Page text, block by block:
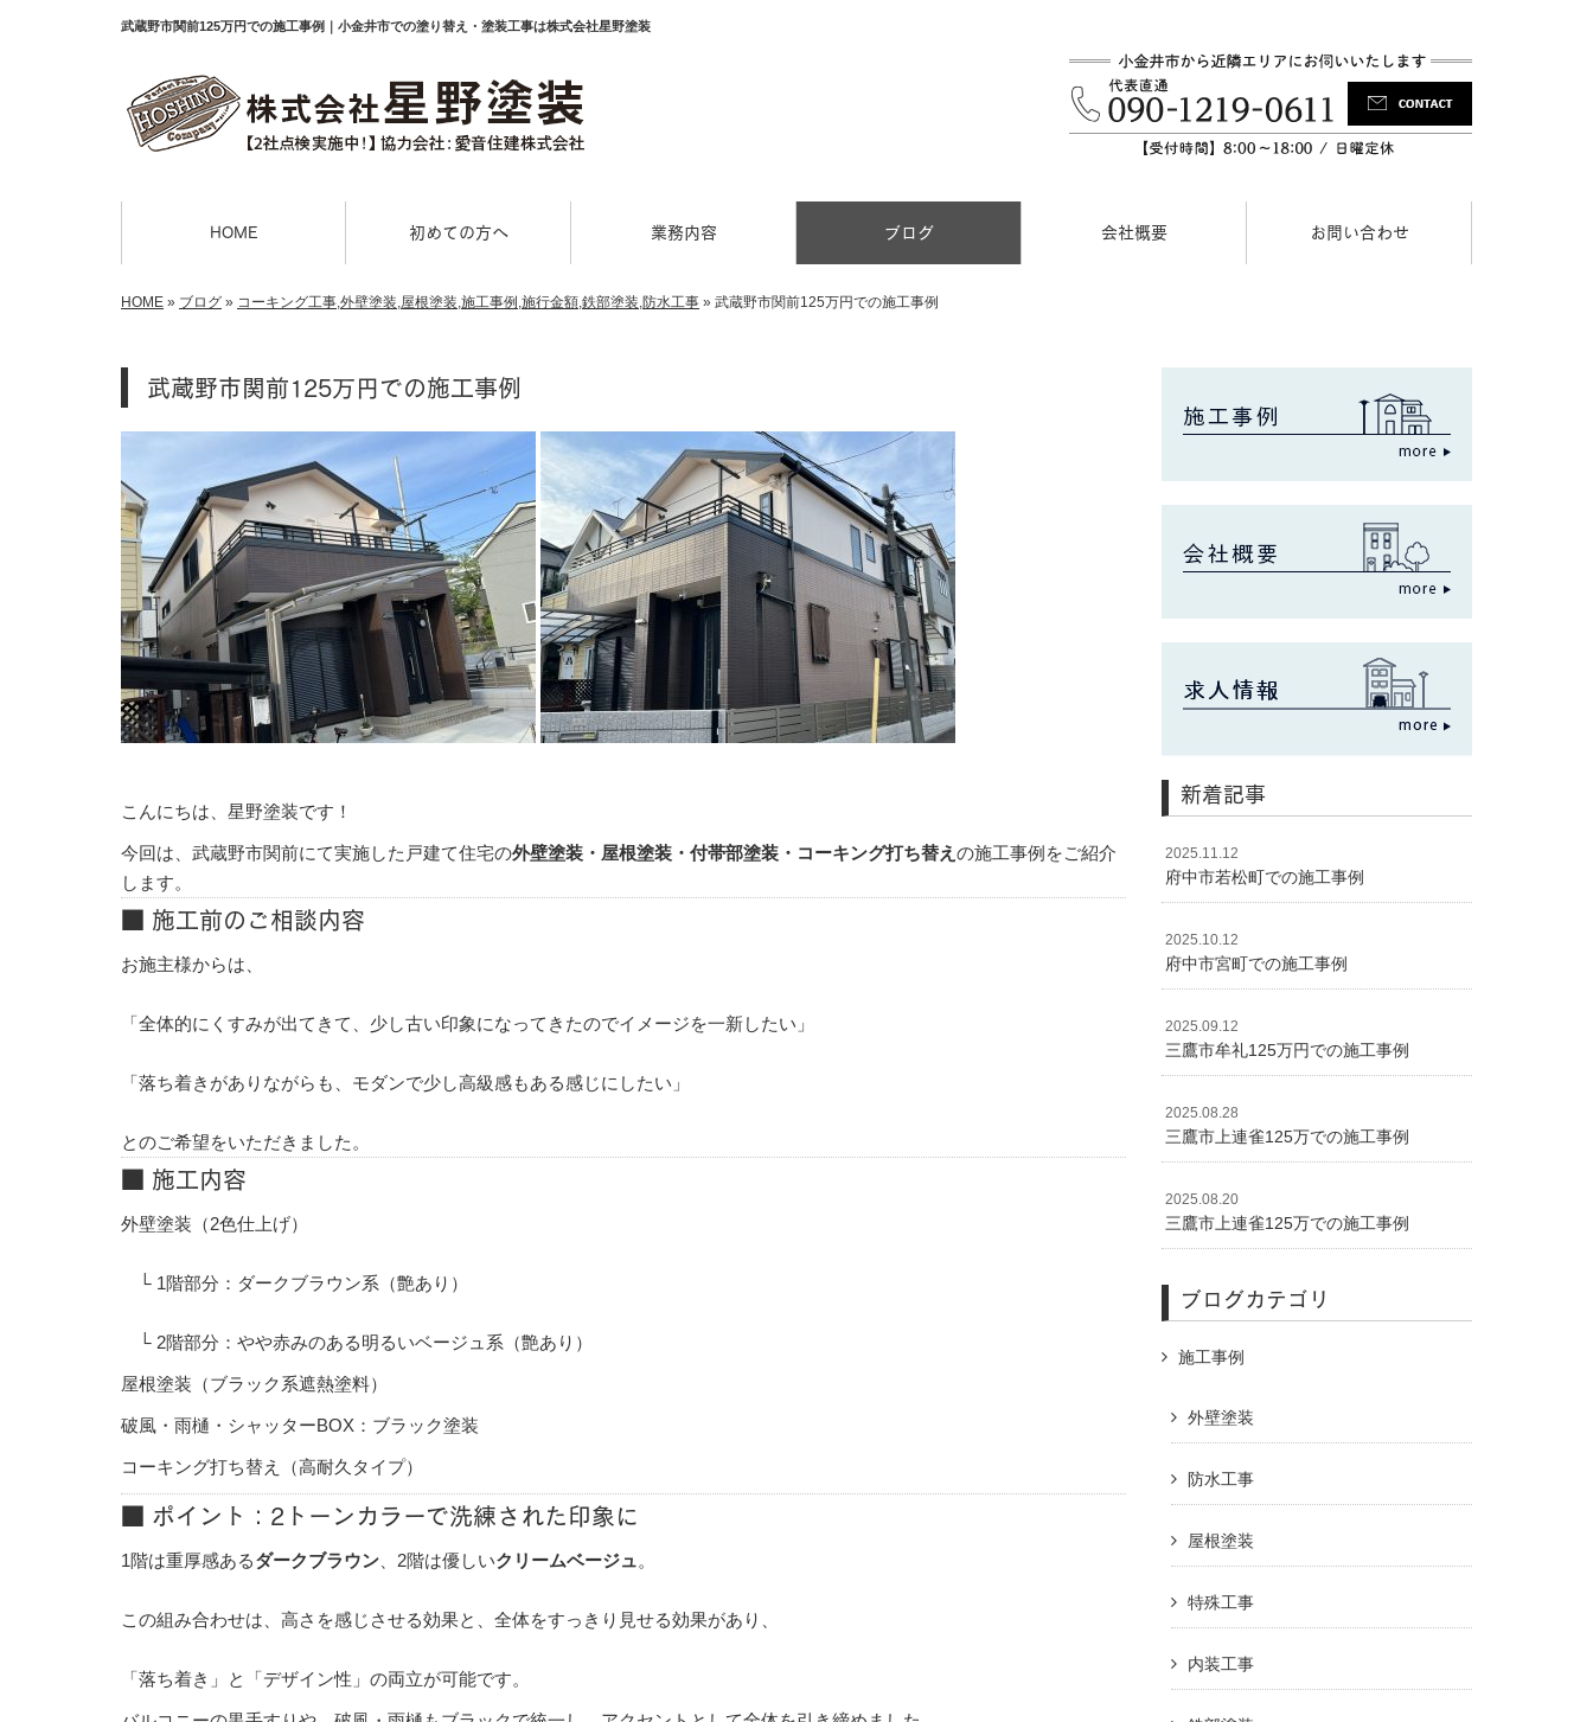
武蔵野市関前125万円での施工事例｜小金井市での塗り替え・塗装工事は株式会社星野塗装
HOME 初めての方へ 業務内容 ブログ 会社概要 お問い合わせ
HOME » ブログ » コーキング工事,外壁塗装,屋根塗装,施工事例 ,施行金額,鉄部塗装,防水工事 » 武蔵野市関前125万円での施工事例
武蔵野市関前125万円での施工事例
こんにちは、星野塗装です！
今回は、武蔵野市関前にて実施した戸建て住宅の外壁塗装・屋根塗装・付帯部塗装・コーキング打ち替え の施工事例をご紹介
します。
■ 施工前のご相談内容
お施主様からは、
「全体的にくすみが出てきて、少し古い印象になってきたのでイメージを一新したい」
「落ち着きがありながらも、モダンで少し高級感もある感じにしたい」
とのご希望をいただきました。
■ 施工内容
外壁塗装（2色仕上げ）
└ 1階部分：ダークブラウン系（艶あり）
└ 2階部分：やや赤みのある明るいベージュ系（艶あり）
屋根塗装（ブラック系遮熱塗料）
破風・雨樋・シャッターBOX：ブラック塗装
コーキング打ち替え（高耐久タイプ）
■ ポイント：2トーンカラーで洗練された印象に
1階は重厚感あるダークブラウン 、2階は優しいクリームベージュ。
この組み合わせは、高さを感じさせる効果と、全体をすっきり見せる効果があり、
「落ち着き」と「デザイン性」の両立が可能です。
新着記事
2025.11.12
府中市若松町での施工事例
2025.10.12
府中市宮町での施工事例
2025.09.12
三鷹市牟礼125万円での施工事例
2025.08.28
三鷹市上連雀125万での施工事例
2025.08.20
三鷹市上連雀125万での施工事例
ブログカテゴリ
施工事例
外壁塗装
防水工事
屋根塗装
特殊工事
内装工事